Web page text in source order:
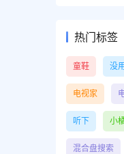
热门标签
童鞋 没
电视家
听下 小
混合盘搜索